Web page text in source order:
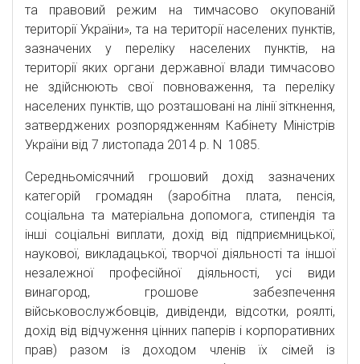
та правовий режим на тимчасово окупованій
території України», та на території населених пунктів,
зазначених у переліку населених пунктів, на
території яких органи державної влади тимчасово
не здійснюють свої повноваження, та переліку
населених пунктів, що розташовані на лінії зіткнення,
затверджених розпорядженням Кабінету Міністрів
України від 7 листопада 2014 р. N 1085.
Середньомісячний грошовий дохід зазначених
категорій громадян (заробітна плата, пенсія,
соціальна та матеріальна допомога, стипендія та
інші соціальні виплати, дохід від підприємницької,
наукової, викладацької, творчої діяльності та іншої
незалежної професійної діяльності, усі види
винагород, грошове забезпечення
військовослужбовців, дивіденди, відсотки, роялті,
дохід від відчуження цінних паперів і корпоративних
прав) разом із доходом членів їх сімей із